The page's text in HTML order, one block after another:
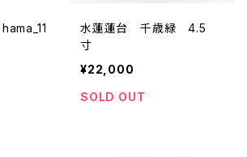
水蓮蓮台 千歳緑 4.5
寸
¥22,000
SOLD OUT